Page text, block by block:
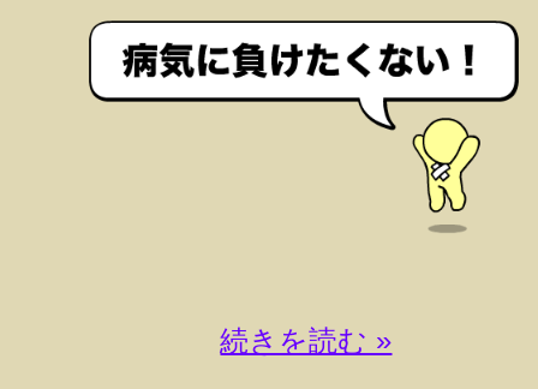
続きを読む »